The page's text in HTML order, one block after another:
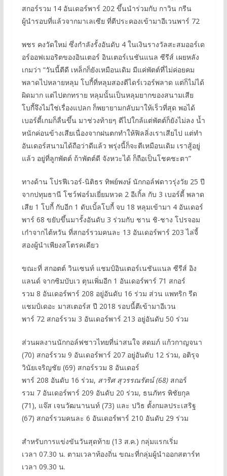
สกอร์รวม 14 อันเดอร์พาร์ 202 ขึ้นนำร่วมกับ กาวิน กรีน
ผู้นำรอบที่แล้วจากมาเลเซีย ที่ตีประคองเข้ามาอีเวนพาร์ 72
พชร คงวัดใหม่ ซึ่งกำลังรั้งอันดับ 4 ในเงินรางวัลสะสมออร์เด
อร์ออฟเมอริตของอินเตอร์ อินเตอร์เนชันแนล ซีรีส์ เผยหลัง
เกมว่า “วันนี้ตีดี เหล็กก็ยังเหมือนเดิม มีแค่พัตต์ที่ไม่ค่อยคม
พลาดไปหลายหลุม โบกี้ที่หลุมสองตีไดร์เวอร์พลาด แต่ก็ไม่ได้
ผิดมาก แต่ไปตกทราย หลุมนั้นเป็นหลุมยากของสนามเสีย
โบกี้จึงไม่ใช่เรื่องแปลก ก็พยายามกลับมาให้เร็วที่สุด พอได้
เบอร์ดี้เกมก็ลื่นขึ้น มาช่วงท้ายๆ ตีไปใกล้แต่พัตต์ก็ยังไม่ลง น้ำ
หนักค่อนข้างเสียเนื่องจากฝนตกทำให้ฟิลลิ่งเราเสียไป แต่ทำ
อันเดอร์สนามได้ถือว่าดีแล้ว พรุ่งนี้ก็จะตีเหมือนเดิม เราสู้อยู่
แล้ว อยู่ที่ลูกพัตต์ ถ้าพัตต์ดี จังหวะได้ ก็ถือเป็นโชคชะตา”
ทางด้าน โปรฟีเวอร์-นิติธร ทิพย์พงษ์ นักกอล์ฟดาวรุ่งวัย 25 ปี
จากปทุมธานี โชว์ฟอร์มเยี่ยมหวด 2 อีเกิ้ล กับ 3 เบอร์ดี้ พลาด
เสีย 1 โบกี้ กับอีก 1 ดับเบิ้ลโบกี้ จบ 18 หลุมเข้ามา 4 อันเดอร์
พาร์ 68 ขยับขึ้นมารั้งอันดับ 3 ร่วมกับ ชาน ชิ-ชาง โปรจอม
เก๋าจากไต้หวัน ที่สกอร์รวมคนละ 13 อันเดอร์พาร์ 203 ไล่จี้
สองผู้นำเพียงสโตรคเดียว
ขณะที่ สกอตต์ วินเซนท์ แชมป์อินเตอร์เนชันแนล ซีรีส์ อิง
แลนด์ จากซิมบับเว ตุนเพิ่มอีก 1 อันเดอร์พาร์ 71 สกอร์
รวม 8 อันเดอร์พาร์ 208 อยู่อันดับ 16 ร่วม ส่วน แพทริก รีด
แชมป์เดอะ มาสเตอร์ส ปี 2018 รอบนี้ตีเข้ามาอีเวน
พาร์ 72 สกอร์รวม 3 อันเดอร์พาร์ 213 อยู่อันดับ 50 ร่วม
ส่วนผลงานนักกอล์ฟชาวไทยที่น่าสนใจ สดมภ์ แก้วกาญจนา
(70) สกอร์รวม 9 อันเดอร์พาร์ 207 อยู่อันดับ 12 ร่วม, อติรุจ
วินัยเจริญชัย (69) สกอร์รวม 8 อันเดอร์
พาร์ 208 อันดับ 16 ร่วม, สาริศ สุวรรณรัตน์ (68) สกอร์
รวม 7 อันเดอร์พาร์ 209 อันดับ 20 ร่วม, ธนภัทร พิชัยกุล
(71), แจ๊ส เจนวัฒนานนท์ (73) และ ปวิธ ตั้งกมลประเสริฐ
(67) สกอร์รวมคนละ 6 อันเดอร์พาร์ 210 อันดับ 29 ร่วม
สำหรับการแข่งขันวันสุดท้าย (13 ส.ค.) กลุ่มแรกเริ่ม
เวลา 07.30 น. ตามเวลาท้องถิ่น ขณะที่กลุ่มผู้นำออกสตาร์ท
เวลา 09.30 น.